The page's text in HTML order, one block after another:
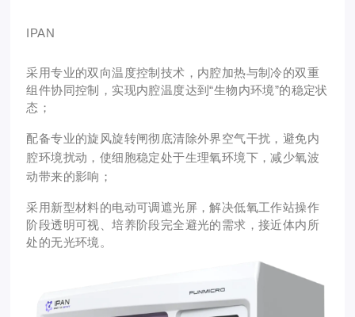
IPAN
采用专业的双向温度控制技术，内腔加热与制冷的双重
组件协同控制，实现内腔温度达到“生物内环境”的稳定状
态；
配备专业的旋风旋转闸彻底清除外界空气干扰， 避免内
腔环境扰动 ，使细胞稳定处于生理氧环境下，减少氧波
动带来的影响；
采用新型材料的电动可调遮光屏 ，解决低氧工作站操作
阶段透明可视、培养阶段完全避光的需求，接近体内所
处的无光环境 。